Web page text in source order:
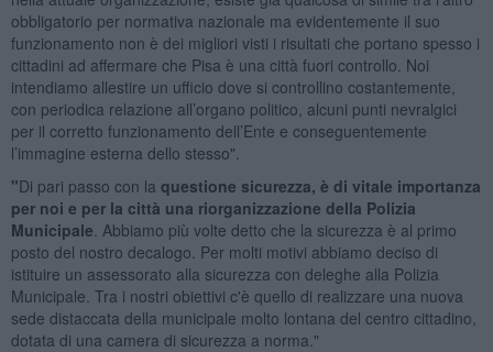
obbligatorio per normativa nazionale ma evidentemente il suo
funzionamento non è dei migliori visti i risultati che portano spesso i
cittadini ad affermare che Pisa è una città fuori controllo. Noi
intendiamo allestire un ufficio dove si controllino costantemente,
con periodica relazione all’organo politico, alcuni punti nevralgici
per il corretto funzionamento dell’Ente e conseguentemente
l’immagine esterna dello stesso".
"Di pari passo con la questione sicurezza, è di vitale importanza
per noi e per la città una riorganizzazione della Polizia
Municipale . Abbiamo più volte detto che la sicurezza è al primo
posto del nostro decalogo. Per molti motivi abbiamo deciso di
istituire un assessorato alla sicurezza con deleghe alla Polizia
Municipale. Tra i nostri obiettivi c'è quello di realizzare una nuova
sede distaccata della municipale molto lontana del centro cittadino,
dotata di una camera di sicurezza a norma."